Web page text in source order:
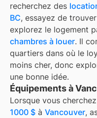
recherchez des
BC, essayez de
explorez le logement
chambres à louer. Il
quartiers dans où le
moins cher, donc
une bonne idée.
Équipements à
Lorsque vous
1000 $ à Vancouver,